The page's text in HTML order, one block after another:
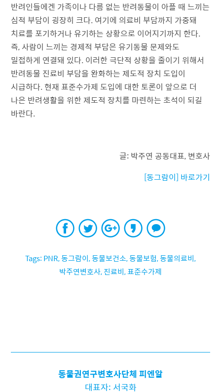
반려인들에겐 가족이나 다름 없는 반려동물이 아플 때 느끼는
심적 부담이 굉장히 크다. 여기에 의료비 부담까지 가중돼
치료를 포기하거나 유기하는 상황으로 이어지기까지 한다.
즉, 사람이 느끼는 경제적 부담은 유기동물 문제와도
밀접하게 연결돼 있다. 이러한 극단적 상황을 줄이기 위해서
반려동물 진료비 부담을 완화하는 제도적 장치 도입이
시급하다. 현재 표준수가제 도입에 대한 토론이 앞으로 더
나은 반려생활을 위한 제도적 장치를 마련하는 초석이 되길
바란다.
글: 박주연 공동대표, 변호사
[동그람이] 바로가기
PNR,동그람이,동물보건소,동물보험,동물의료비,
박주연변호사,진료비,표준수가제
동물권연구변호사단체 피엔알
대표자: 서국화